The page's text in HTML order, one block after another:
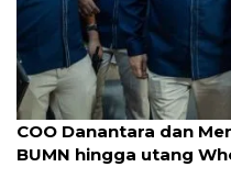
COO Danantara dan
BUMN hingga utang